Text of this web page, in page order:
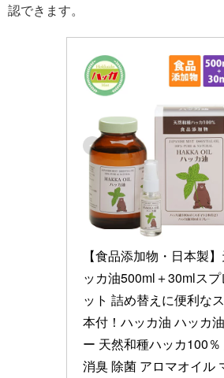
認できます。
【食品添加物・日本製
ッカ油500ml＋30mlス
ット 詰め替えに便利な
本付！ハッカ油 ハッカ
ー 天然和種ハッカ100
消臭 除菌 アロマオイル